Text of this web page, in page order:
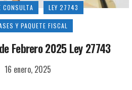
CONSULTA LEY 27743
Y PAQUETE FISCAL
Febrero 2025 Ley 27743
16 enero, 2025